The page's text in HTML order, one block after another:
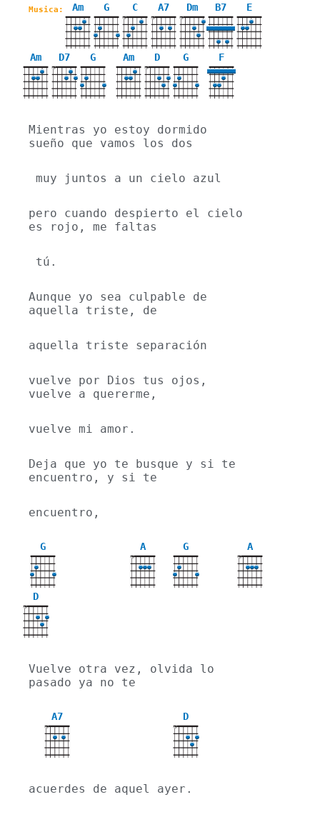
Musica: Am G C
X
A7
X
Dm
X
B7 E
Am D7
X
G Am D
X
G F
Mientras yo estoy dormido
sueño que vamos los dos
muy juntos a un cielo azul
pero cuando despierto el cielo
es rojo, me faltas
tú.
Aunque yo sea culpable de
aquella triste, de
aquella triste separación
vuelve por Dios tus ojos,
vuelve a quererme,
vuelve mi amor.
Deja que yo te busque y si te
encuentro, y si te
encuentro,
G A
X
G A
X
D
X
Vuelve otra vez, olvida lo
pasado ya no te
A7
X
D
X
acuerdes de aquel ayer.